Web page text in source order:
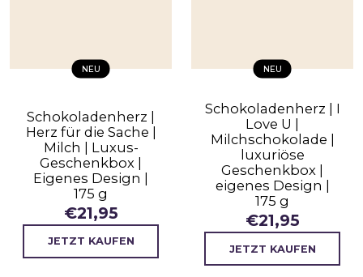
NEU
Schokoladenherz |
Herz für die Sache |
Milch | Luxus-
Geschenkbox |
Eigenes Design |
175 g
€21,95
JETZT KAUFEN
NEU
Schokoladenherz | I
Love U |
Milchschokolade |
luxuriöse
Geschenkbox |
eigenes Design |
175 g
€21,95
JETZT KAUFEN